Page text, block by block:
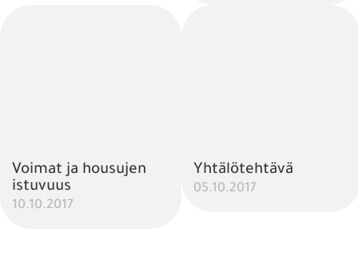
Voimat ja housujen
istuvuus
10.10.2017
Yhtälötehtävä
05.10.2017